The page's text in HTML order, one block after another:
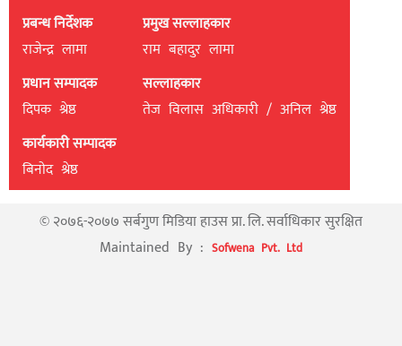
प्रबन्ध निर्देशक
राजेन्द्र लामा
प्रधान सम्पादक
दिपक श्रेष्ठ
कार्यकारी सम्पादक
बिनाेद श्रेष्ठ
प्रमुख सल्लाहकार
राम बहादुर लामा
सल्लाहकार
तेज विलास अधिकारी / अनिल श्रेष्ठ
© २०७६-२०७७ सर्बगुण मिडिया हाउस प्रा. लि. सर्वाधिकार सुरक्षित
Maintained By : Sofwena Pvt. Ltd